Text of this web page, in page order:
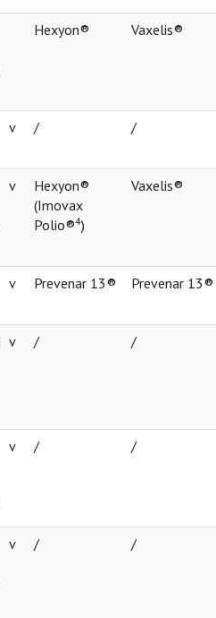
Hexyon® Vaxelis®
v / /
v
Hexyon®
(Imovax
Polio®4)
Vaxelis®
v Prevenar 13® Prevenar 13®
v / /
v / /
v / /